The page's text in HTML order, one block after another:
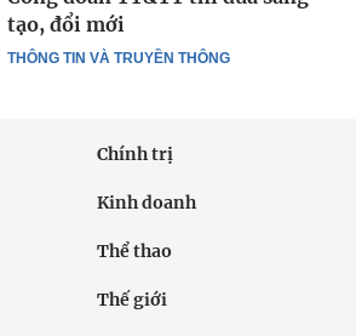
THÔNG TIN VÀ TRUYỀN THÔNG
tạo, đổi mới
Chính trị
Kinh doanh
Thể thao
Thế giới